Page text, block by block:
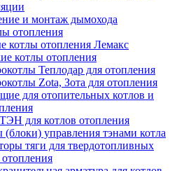
и монтаж дымохода
отопления
котлы отопления Лемакс
котлы отопления
Теплодар для отопления
Zota, Зота для отопления
для отопительных котлов и
для котлов отопления
(блоки) управления тэнами котла
тяги для твердотопливных
отопления